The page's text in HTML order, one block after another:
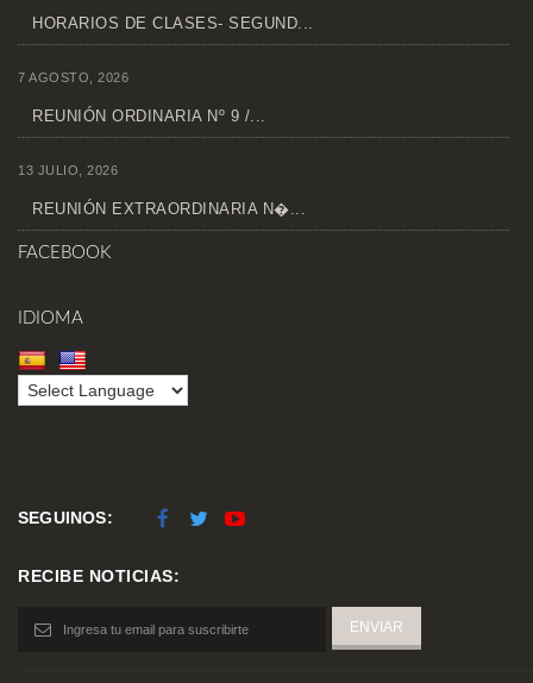
HORARIOS DE CLASES- SEGUND...
7 AGOSTO, 2026
REUNIÓN ORDINARIA Nº 9 /...
13 JULIO, 2026
REUNIÓN EXTRAORDINARIA N�...
FACEBOOK
IDIOMA
SEGUINOS:
RECIBE NOTICIAS: